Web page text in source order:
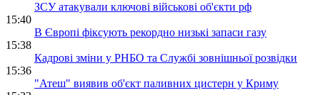
ЗСУ атакували ключові військові об'єкти рф
15:40
В Європі фіксують рекордно низькі запаси газу
15:38
Кадрові зміни у РНБО та Службі зовнішньої розвідки
15:36
"Атеш" виявив об'єкт паливних цистерн у Криму